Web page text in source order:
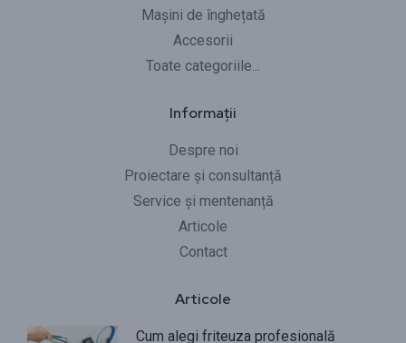
Mașini de înghețată
Accesorii
Toate categoriile...
Informații
Despre noi
Proiectare și consultanță
Service și mentenanță
Articole
Contact
Articole
Cum alegi friteuza profesională